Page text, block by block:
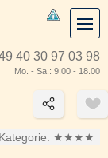
40 30 97 03 98
Mo. - Sa.: 9.00 - 18.00
★★★★